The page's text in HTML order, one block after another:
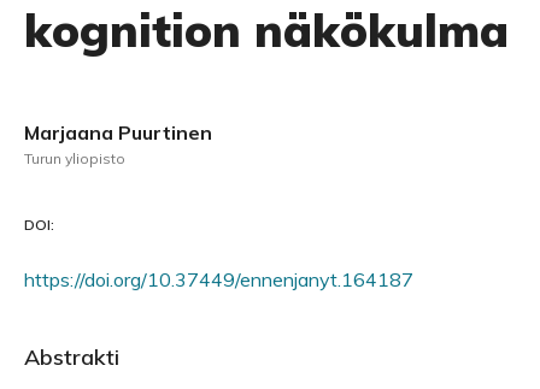
kognition näkökulma
Marjaana Puurtinen
Turun yliopisto
DOI:
https://doi.org/10.37449/ennenjanyt.164187
Abstrakti